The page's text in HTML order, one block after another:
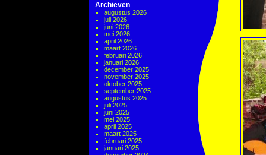
Archieven
augustus 2026
juli 2026
juni 2026
mei 2026
april 2026
maart 2026
februari 2026
januari 2026
december 2025
november 2025
oktober 2025
september 2025
augustus 2025
juli 2025
juni 2025
mei 2025
april 2025
maart 2025
februari 2025
januari 2025